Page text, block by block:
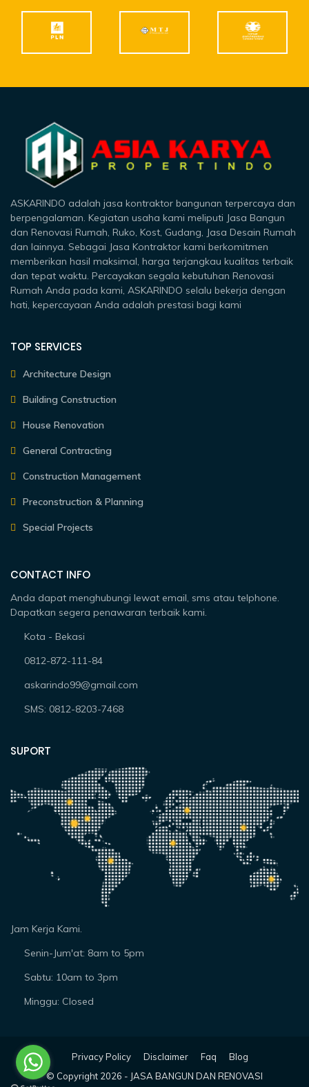
ASKARINDO adalah jasa kontraktor bangunan terpercaya dan
berpengalaman. Kegiatan usaha kami meliputi Jasa Bangun
dan Renovasi Rumah, Ruko, Kost, Gudang, Jasa Desain Rumah
dan lainnya. Sebagai Jasa Kontraktor kami berkomitmen
memberikan hasil maksimal, harga terjangkau kualitas terbaik
dan tepat waktu. Percayakan segala kebutuhan Renovasi
Rumah Anda pada kami, ASKARINDO selalu bekerja dengan
hati, kepercayaan Anda adalah prestasi bagi kami
TOP SERVICES
Architecture Design
Building Construction
House Renovation
General Contracting
Construction Management
Preconstruction & Planning
Special Projects
CONTACT INFO
Anda dapat menghubungi lewat email, sms atau telphone.
Dapatkan segera penawaran terbaik kami.
Kota - Bekasi
0812-872-111-84
askarindo99@gmail.com
SMS: 0812-8203-7468
SUPORT
Jam Kerja Kami.
Senin-Jum'at: 8am to 5pm
Sabtu: 10am to 3pm
Minggu: Closed
Privacy Policy Disclaimer Faq
Blog
© Copyright 2026 - JASA BANGUN DAN RENOVASI